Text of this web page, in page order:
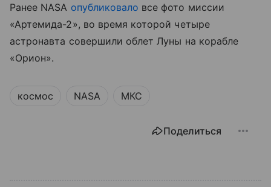
Ранее NASA опубликовало все фото миссии
«Артемида-2», во время которой четыре
астронавта совершили облет Луны на корабле
«Орион».
космос NASA МКС
Поделиться